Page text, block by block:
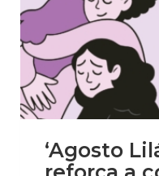
‘Agosto